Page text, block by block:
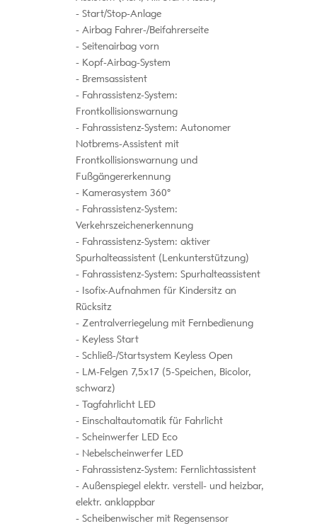
Start/Stop-Anlage
Airbag Fahrer-/Beifahrerseite
Seitenairbag vorn
Kopf-Airbag-System
Bremsassistent
Fahrassistenz-System:
Frontkollisionswarnung
Fahrassistenz-System: Autonomer
Notbrems-Assistent mit
Frontkollisionswarnung und
Fußgängererkennung
Kamerasystem 360°
Fahrassistenz-System:
Verkehrszeichenerkennung
Fahrassistenz-System: aktiver
Spurhalteassistent (Lenkunterstützung)
Fahrassistenz-System: Spurhalteassistent
Isofix-Aufnahmen für Kindersitz an
Rücksitz
Zentralverriegelung mit Fernbedienung
Keyless Start
Schließ-/Startsystem Keyless Open
LM-Felgen 7,5x17 (5-Speichen, Bicolor,
schwarz)
Tagfahrlicht LED
Einschaltautomatik für Fahrlicht
Scheinwerfer LED Eco
Nebelscheinwerfer LED
Fahrassistenz-System: Fernlichtassistent
Außenspiegel elektr. verstell- und heizbar,
elektr. anklappbar
Scheibenwischer mit Regensensor